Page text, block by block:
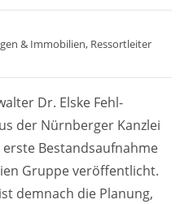
& Immobilien, Ressortleiter
Dr. Elske Fehl-
der Nürnberger Kanzlei
Bestandsaufnahme
Gruppe veröffentlicht.
demnach die Planung,